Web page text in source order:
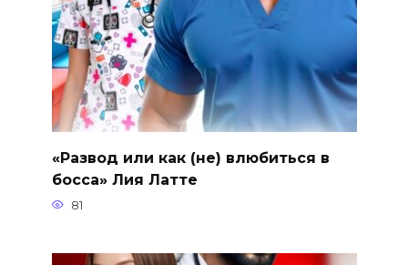
«Развод или как (не) влюбиться в
босса» Лия Латте
81